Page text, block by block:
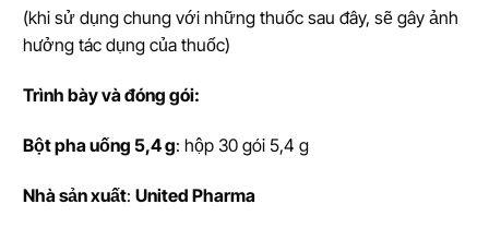
(khi sử dụng chung với những thuốc sau đây, sẽ gây ảnh
hưởng tác dụng của thuốc)
Trình bày và đóng gói:
Bột pha uống 5,4 g: hộp 30 gói 5,4 g
Nhà sản xuất: United Pharma